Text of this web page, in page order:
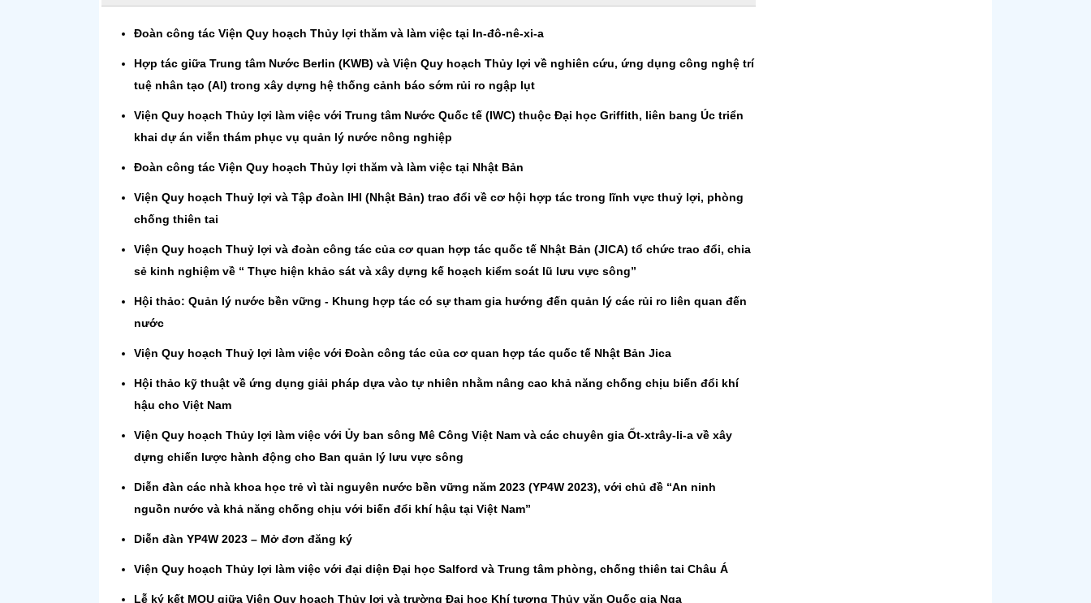
Đoàn công tác Viện Quy hoạch Thủy lợi thăm và làm việc tại In-đô-nê-xi-a
Hợp tác giữa Trung tâm Nước Berlin (KWB) và Viện Quy hoạch Thủy lợi về nghiên cứu, ứng dụng công nghệ trí
tuệ nhân tạo (AI) trong xây dựng hệ thống cảnh báo sớm rủi ro ngập lụt
Viện Quy hoạch Thủy lợi làm việc với Trung tâm Nước Quốc tế (IWC) thuộc Đại học Griffith, liên bang Úc triển
khai dự án viễn thám phục vụ quản lý nước nông nghiệp
Đoàn công tác Viện Quy hoạch Thủy lợi thăm và làm việc tại Nhật Bản
Viện Quy hoạch Thuỷ lợi và Tập đoàn IHI (Nhật Bản) trao đổi về cơ hội hợp tác trong lĩnh vực thuỷ lợi, phòng
chống thiên tai
Viện Quy hoạch Thuỷ lợi và đoàn công tác của cơ quan hợp tác quốc tế Nhật Bản (JICA) tổ chức trao đổi, chia
sẻ kinh nghiệm về “ Thực hiện khảo sát và xây dựng kế hoạch kiểm soát lũ lưu vực sông”
Hội thảo: Quản lý nước bền vững - Khung hợp tác có sự tham gia hướng đến quản lý các rủi ro liên quan đến
nước
Viện Quy hoạch Thuỷ lợi làm việc với Đoàn công tác của cơ quan hợp tác quốc tế Nhật Bản Jica
Hội thảo kỹ thuật về ứng dụng giải pháp dựa vào tự nhiên nhằm nâng cao khả năng chống chịu biến đổi khí
hậu cho Việt Nam
Viện Quy hoạch Thủy lợi làm việc với Ủy ban sông Mê Công Việt Nam và các chuyên gia Ốt-xtrây-li-a về xây
dựng chiến lược hành động cho Ban quản lý lưu vực sông
Diễn đàn các nhà khoa học trẻ vì tài nguyên nước bền vững năm 2023 (YP4W 2023), với chủ đề “An ninh
nguồn nước và khả năng chống chịu với biến đổi khí hậu tại Việt Nam”
Diễn đàn YP4W 2023 – Mở đơn đăng ký
Viện Quy hoạch Thủy lợi làm việc với đại diện Đại học Salford và Trung tâm phòng, chống thiên tai Châu Á
Lễ ký kết MOU giữa Viện Quy hoạch Thủy lợi và trường Đại học Khí tượng Thủy văn Quốc gia Nga